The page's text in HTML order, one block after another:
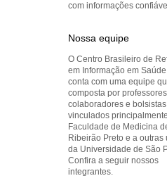
com informações
Nossa equipe
O Centro Brasileiro de
em Informação em
conta com uma equipe
composta por
colaboradores e bolsistas
vinculados
Faculdade de Medicina
Ribeirão Preto e a outras
da Universidade de São
Confira a seguir nossos
integrantes.